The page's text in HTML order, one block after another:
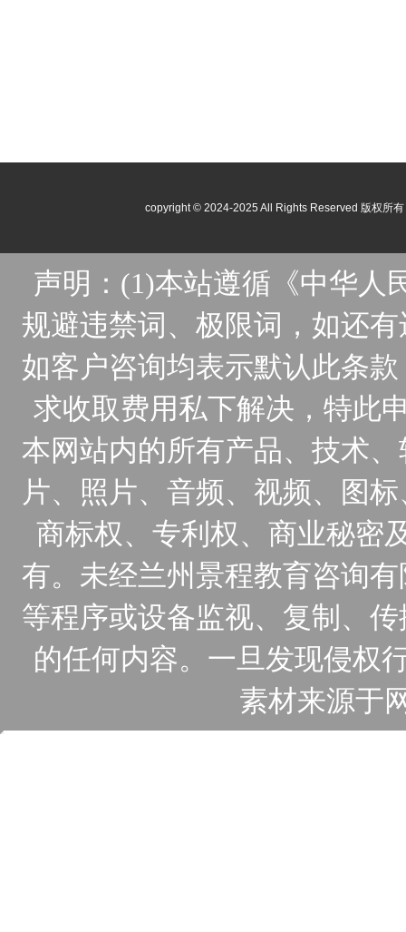
copyright © 2024-2025 All Rights Reserved 版权所
声明：(1)本站遵循《中华人
规避违禁词、极限词，如还
如客户咨询均表示默认此条
求收取费用私下解决，特此
本网站内的所有产品、技术
片、照片、音频、视频、图
商标权、专利权、商业秘密
有。未经兰州景程教育咨询
等程序或设备监视、复制、
的任何内容。一旦发现侵权
素材来源于